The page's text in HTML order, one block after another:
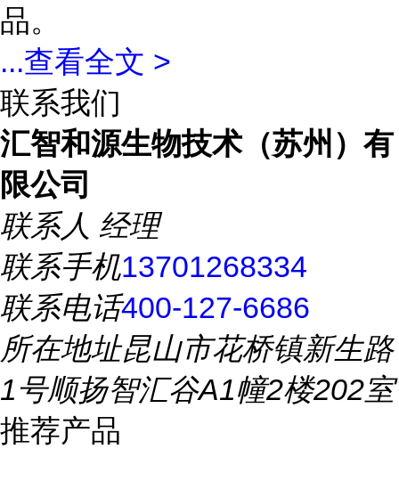
品。
...查看全文 >
联系我们
汇智和源生物技术（苏州）有
限公司
联系人 经理
联系手机13701268334
联系电话400-127-6686
所在地址昆山市花桥镇新生路
1号顺扬智汇谷A1幢2楼202室
推荐产品